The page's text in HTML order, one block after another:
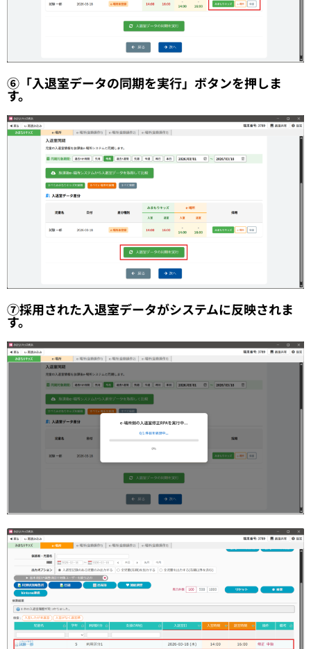
⑥「入退室データの同期を実行」ボタンを押しま
す。
⑦採用された入退室データがシステムに反映されま
す。